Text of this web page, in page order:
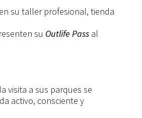
su taller profesional, tienda
su Outlife Pass al
visita a sus parques se
activo, consciente y